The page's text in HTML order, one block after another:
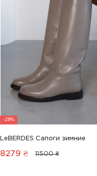
-28%
LeBERDES Сапоги зимние
8279 ₴ 11500 ₴